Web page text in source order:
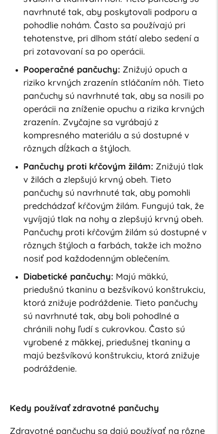
navrhnuté tak, aby poskytovali podporu a
pohodlie nohám. Často sa používajú pri
tehotenstve, pri dlhom státí alebo sedení a
pri zotavovaní sa po operácii.
Pooperačné pančuchy: Znižujú opuch a
riziko krvných zrazenín stláčaním nôh. Tieto
pančuchy sú navrhnuté tak, aby sa nosili po
operácii na zníženie opuchu a rizika krvných
zrazenín. Zvyčajne sa vyrábajú z
kompresného materiálu a sú dostupné v
rôznych dĺžkach a štýloch.
Pančuchy proti kŕčovým žilám: Znižujú tlak
v žilách a zlepšujú krvný obeh. Tieto
pančuchy sú navrhnuté tak, aby pomohli
predchádzať kŕčovým žilám. Fungujú tak, že
vyvíjajú tlak na nohy a zlepšujú krvný obeh.
Pančuchy proti kŕčovým žilám sú dostupné v
rôznych štýloch a farbách, takže ich možno
nosiť pod každodenným oblečením.
Diabetické pančuchy: Majú mäkkú,
priedušnú tkaninu a bezšvíkovú konštrukciu,
ktorá znižuje podráždenie. Tieto pančuchy
sú navrhnuté tak, aby boli pohodlné a
chránili nohy ľudí s cukrovkou. Často sú
vyrobené z mäkkej, priedušnej tkaniny a
majú bezšvíkovú konštrukciu, ktorá znižuje
podráždenie.
Kedy používať zdravotné pančuchy
Zdravotné pančuchy sa dajú používať na rôzne